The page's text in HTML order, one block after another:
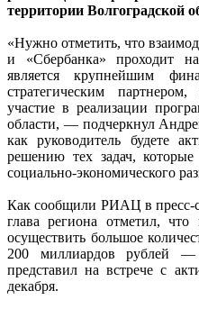
территории Волгоградской
«Нужно отметить, что
и «Сбербанка» проходит
является крупнейшим
стратегическим
участие в реализации
области, — подчеркнул
как руководитель будете
решению тех задач,
социально-экономического
Как сообщили РИАЦ в пресс-
глава региона отметил,
осуществить большое
200 миллиардов рублей —
представил на встрече с
декабря.